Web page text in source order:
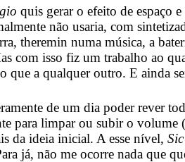
quis gerar o efeito de espaço
não usaria, com
theremin numa música, a
com isso fiz um trabalho ao
que a qualquer outro. E ainda
de um dia poder rever
para limpar ou subir o
da ideia inicial. A esse nível,
já, não me ocorre nada que